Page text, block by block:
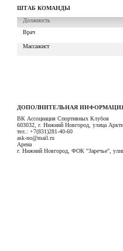
ШТАБ КОМАНДЫ
Должность
Врач
Массажист
ДОПОЛНИТЕЛЬНАЯ
ВК Ассоциация Спортивных Клубов
603032, г. Нижний Новгород, улица
тел.: +7(831)281-40-60
ask-no@mail.ru
Арена
г. Нижний Новгород, ФОК "Заречье",